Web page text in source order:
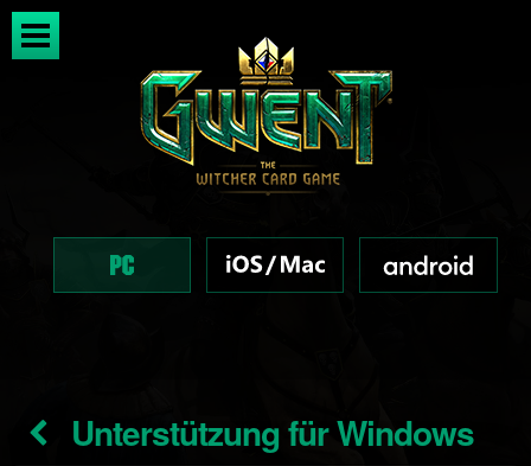
Unterstützung für Windows